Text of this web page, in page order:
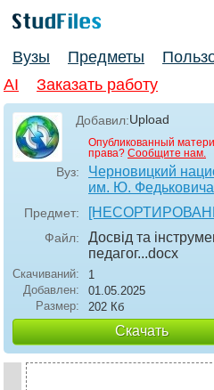
Вузы Предметы
AI
Заказать работу
Добавил:Upload
Опубликованный
права? Сообщите нам.
Вуз:
Черновицкий
им. Ю. Федьковича
Предмет:
Файл:
Досвід та
педагог...docx
Скачиваний:
1
Добавлен:
01.05.2025
Размер:
202 Кб
Скачать